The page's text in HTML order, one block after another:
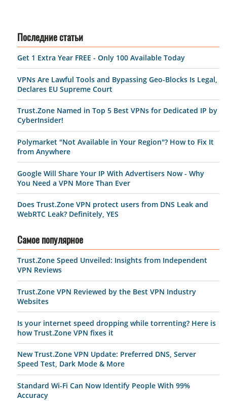
Последние статьи
Get 1 Extra Year FREE - Only 100 Available Today
VPNs Are Lawful Tools and Bypassing Geo-Blocks Is Legal,
Declares EU Supreme Court
Trust.Zone Named in Top 5 Best VPNs for Dedicated IP by
CyberInsider!
Polymarket "Not Available in Your Region"? How to Fix It
from Anywhere
Google Will Share Your IP With Advertisers Now - Why
You Need a VPN More Than Ever
Does Trust.Zone VPN protect users from DNS Leak and
WebRTC Leak? Definitely, YES
Самое популярное
Trust.Zone Speed Unveiled: Insights from Independent
VPN Reviews
Trust.Zone VPN Reviewed by the Best VPN Industry
Websites
Is your internet speed dropping while torrenting? Here is
how Trust.Zone VPN fixes it
New Trust.Zone VPN Update: Preferred DNS, Server
Speed Test, Dark Mode & More
Standard Wi-Fi Can Now Identify People With 99%
Accuracy